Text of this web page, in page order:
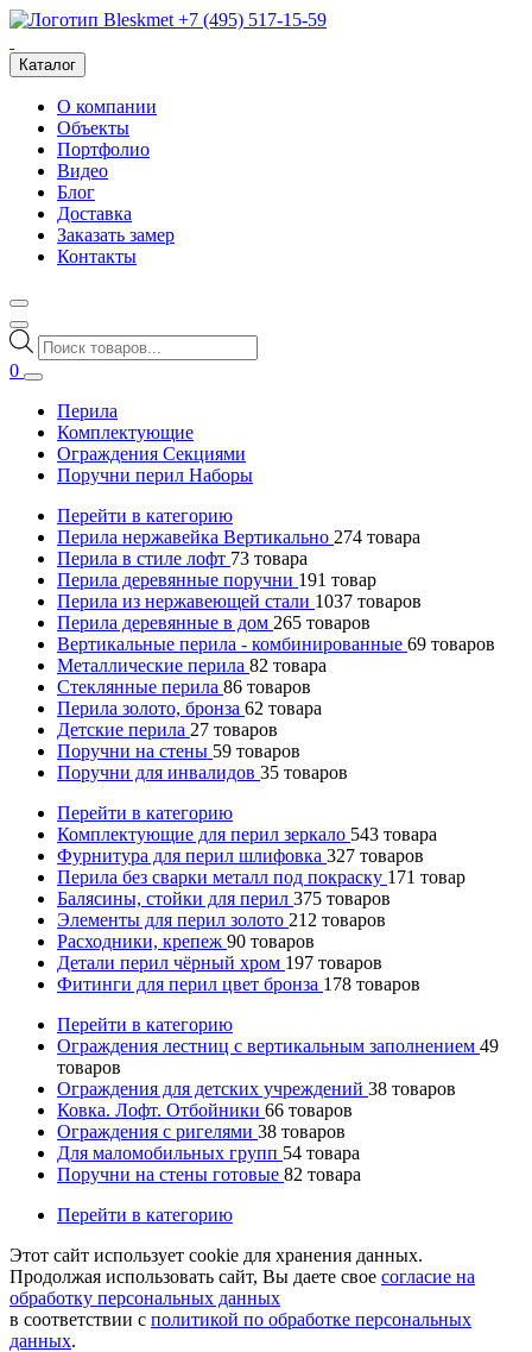
+7 (495) 517-15-59
Каталог
О компании
Объекты
Портфолио
Видео
Блог
Доставка
Заказать замер
Контакты
Поиск
товаров
0
Перила
Комплектующие
Ограждения Секциями
Поручни перил Наборы
Перейти в категорию
Перила нержавейка Вертикально 274 товара
Перила в стиле лофт 73 товара
Перила деревянные поручни 191 товар
Перила из нержавеющей стали 1037 товаров
Перила деревянные в дом 265 товаров
Вертикальные перила - комбинированные 69 товаров
Металлические перила 82 товара
Стеклянные перила 86 товаров
Перила золото, бронза 62 товара
Детские перила 27 товаров
Поручни на стены 59 товаров
Поручни для инвалидов 35 товаров
Перейти в категорию
Комплектующие для перил зеркало 543 товара
Фурнитура для перил шлифовка 327 товаров
Перила без сварки металл под покраску 171 товар
Балясины, стойки для перил 375 товаров
Элементы для перил золото 212 товаров
Расходники, крепеж 90 товаров
Детали перил чёрный хром 197 товаров
Фитинги для перил цвет бронза 178 товаров
Перейти в категорию
Ограждения лестниц с вертикальным заполнением 49
товаров
Ограждения для детских учреждений 38 товаров
Ковка. Лофт. Отбойники 66 товаров
Ограждения с ригелями 38 товаров
Для маломобильных групп 54 товара
Поручни на стены готовые 82 товара
Перейти в категорию
Этот сайт использует cookie для хранения данных.
Продолжая использовать сайт, Вы даете свое согласие на
обработку персональных данных
в соответствии с политикой по обработке персональных
данных.